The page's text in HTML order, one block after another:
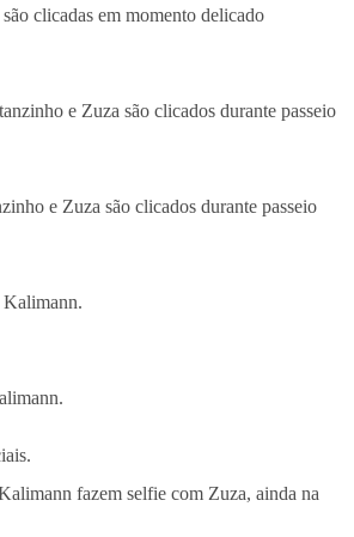
clicadas em momento delicado
e Zuza são clicados durante passeio